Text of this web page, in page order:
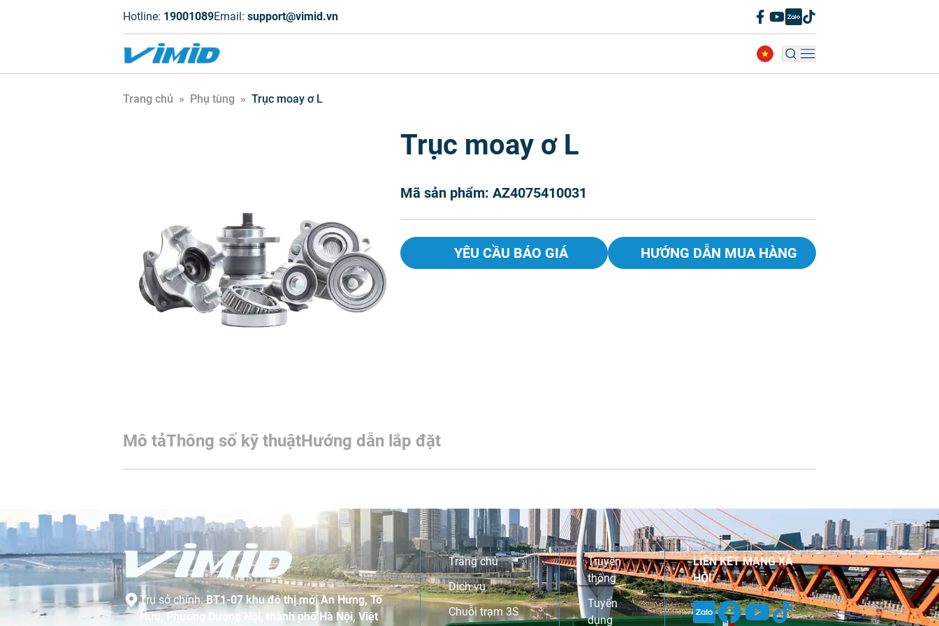
Hotline: 19001089Email: support@vimid.vn
Trang chủ » Phụ tùng » Trục moay ơ L
Trục moay ơ L
Mã sản phẩm: AZ4075410031
YÊU CẦU BÁO GIÁ HƯỚNG DẪN MUA HÀNG
Mô tảThông số kỹ thuậtHướng dẫn lắp đặt
Trụ sở chính:BT1-07 khu đô thị mới An Hưng, Tố
Hữu, Phường Dương Nội, thành phố Hà Nội, Việt
Trang chủ
Dịch vụ
Chuỗi trạm 3S
Truyền
thông
Tuyển
dụng
LIÊN KẾT MẠNG XÃ
HỘI